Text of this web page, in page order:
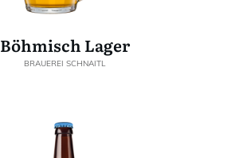
Böhmisch Lager
BRAUEREI SCHNAITL